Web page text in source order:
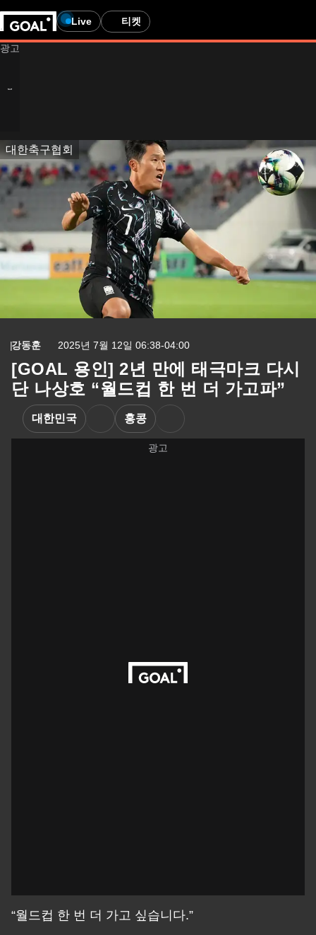
Live 티켓
대한축구협회
강동훈 2025년 7월 12일 06:38-04:00
[GOAL 용인] 2년 만에 태극마크 다시
단 나상호 “월드컵 한 번 더 가고파”
대한민국 홍콩
“월드컵 한 번 더 가고 싶습니다.”